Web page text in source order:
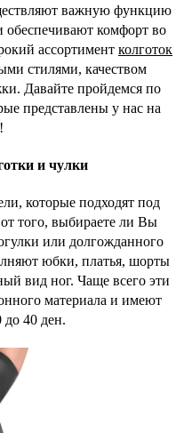
важную функцию
комфорт во
ассортимент колготок
стилями, качеством
Давайте пройдемся по
представлены у нас на
и чулки
которые подходят под
того, выбираете ли Вы
или долгожданного
юбки, платья, шорты
вид ног. Чаще всего эти
материала и имеют
до 40 ден.